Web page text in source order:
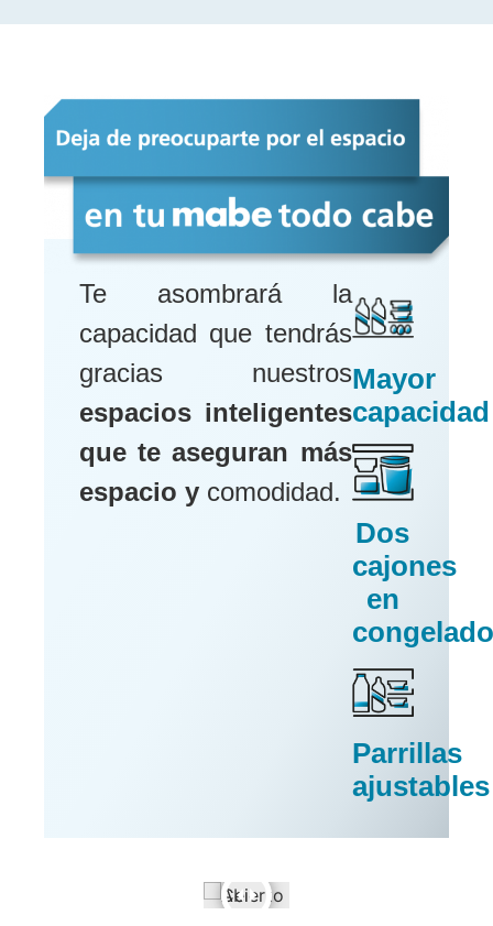
Te asombrará la
capacidad que tendrás
gracias nuestros
espacios inteligentes
que te aseguran más
espacio y comodidad.
Mayor
capacidad
Dos
cajones
en
Parrillas
ajustables